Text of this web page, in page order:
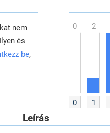
nem
és
be,
0 1
Leírás